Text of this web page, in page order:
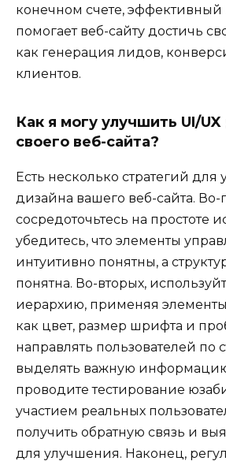
конечном счете, эффективный
помогает веб-сайту достичь
как генерация лидов,
клиентов.
Как я могу улучшить UI/
своего веб-сайта?
Есть несколько стратегий
дизайна вашего веб-сайта. Во-
сосредоточьтесь на простоте
убедитесь, что элементы
интуитивно понятны, а
понятна. Во-вторых,
иерархию, применяя
как цвет, размер шрифта и
направлять пользователей по
выделять важную
проводите тестирование
участием реальных
получить обратную связь и
для улучшения. Наконец,